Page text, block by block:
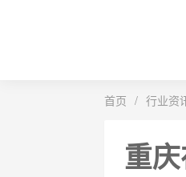
首页 / 行业资
重